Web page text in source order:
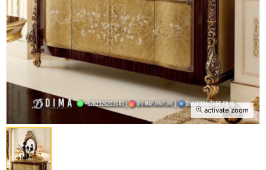
activate zoom